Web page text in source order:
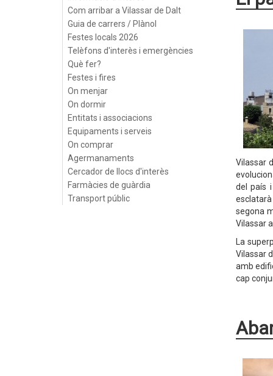
Com arribar a Vilassar de Dalt
Guia de carrers / Plànol
Festes locals 2026
Telèfons d'interès i emergències
Què fer?
Festes i fires
On menjar
On dormir
Entitats i associacions
Equipaments i serveis
On comprar
Agermanaments
Cercador de llocs d'interès
Farmàcies de guàrdia
Transport públic
Vilassar
del país
segona
Vilassar
La
Vilassar
amb
cap